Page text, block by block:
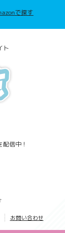
ト
信中！
お問い合わせ